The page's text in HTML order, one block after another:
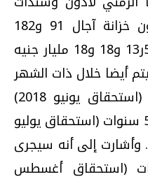
الخزانة، أنه سيتم طرح أذون خزانة آجال 91 و182
و273 و364 يوما بقيم 11 و5ر13 و18 و18 مليار جنيه
أيضا خلال ذات الشهر
طرح سندات أجل 3 سنوات (استحقاق يونيو 2018)
بقيمة 6 مليارات جنيه وأجل 5 سنوات (استحقاق يوليو
جنيه. وأشارت إلى أنه سيجرى
أجل 7 سنوات (استحقاق أغسطس